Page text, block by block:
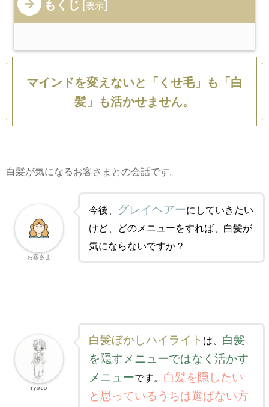
もくじ [表示]
マインドを変えないと「くせ毛」も「白
髪」も活かせません。
白髪が気になるお客さまとの会話です。
今後、 グレイヘアーにしていきたい
けど、どのメニューをすれば、白髪が
気にならないですか？
お客さま
白髪ぼかしハイライト は、 白髪
を隠すメニューではなく活かす
メニューです。 白髪を隠したい
と思っているうちは選ばない方
ryoco